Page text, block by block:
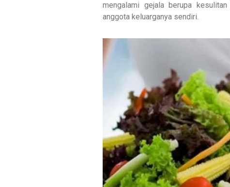
mengalami gejala berupa
anggota keluarganya sendiri.